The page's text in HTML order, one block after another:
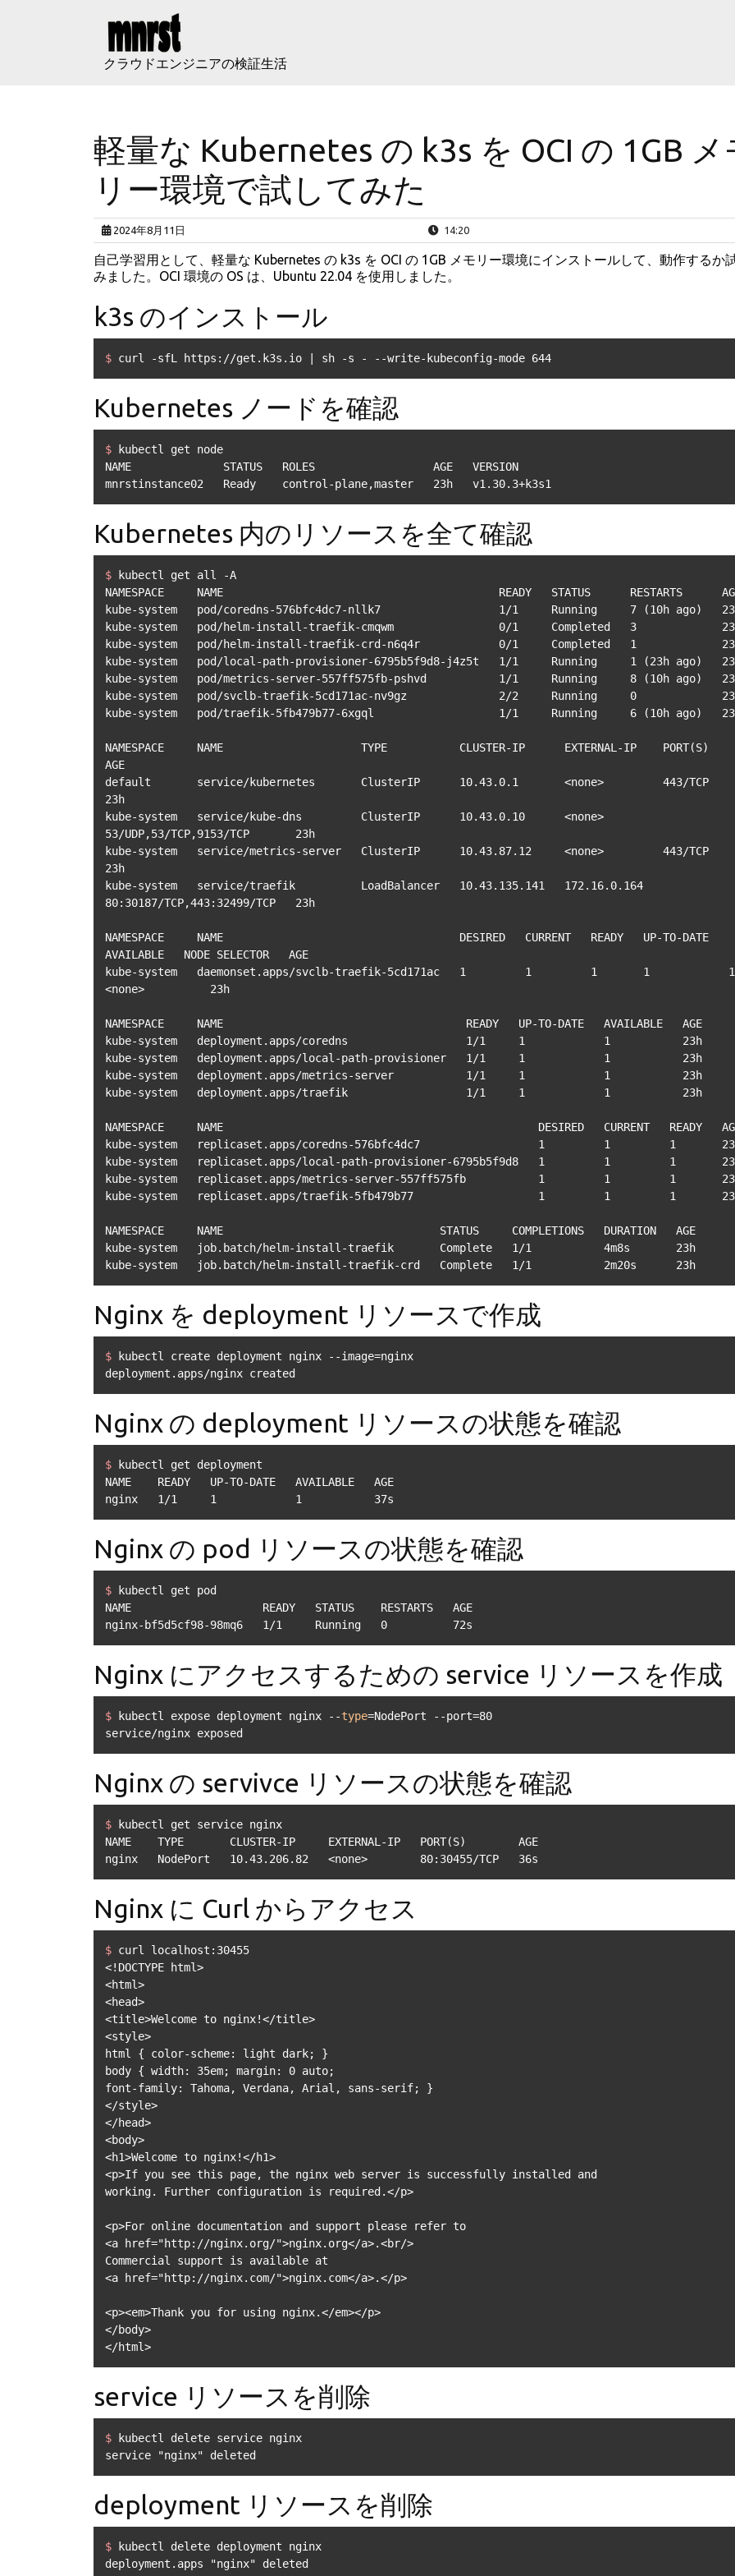
クラウドエンジニアの検証生活
軽量な Kubernetes の k3s を OCI の 1GB メ
リー環境で試してみた
2024年8月11日 14:20
自己学習用として、軽量な Kubernetes の k3s を OCI の 1GB メモリー環境にインストールして、動作するか
みました。OCI 環境の OS は、Ubuntu 22.04 を使用しました。
k3s のインストール
$ curl -sfL https://get.k3s.io | sh -s - --write-kubeconfig-mode 644
Kubernetes ノードを確認
$
kubectl get node
NAME              STATUS   ROLES                  AGE   VERSION
mnrstinstance02   Ready    control-plane,master   23h   v1.30.3+k3s1
Kubernetes 内のリソースを全て確認
$
kubectl get all -A
NAMESPACE     NAME                                          READY   STATUS      RESTARTS
kube-system   pod/coredns-576bfc4dc7-nllk7                  1/1     Running     7 (10h ago)
kube-system   pod/helm-install-traefik-cmqwm                0/1     Completed   3
kube-system   pod/helm-install-traefik-crd-n6q4r            0/1     Completed   1
kube-system   pod/local-path-provisioner-6795b5f9d8-j4z5t   1/1     Running     1 (23h ago)
kube-system   pod/metrics-server-557ff575fb-pshvd           1/1     Running     8 (10h ago)
kube-system   pod/svclb-traefik-5cd171ac-nv9gz              2/2     Running     0
kube-system   pod/traefik-5fb479b77-6xgql                   1/1     Running     6 (10h ago)
NAMESPACE     NAME                     TYPE           CLUSTER-IP      EXTERNAL-IP    PORT(S)
AGE
default       service/kubernetes       ClusterIP      10.43.0.1       <none>         443/TCP
23h
kube-system   service/kube-dns         ClusterIP      10.43.0.10      <none>
53/UDP,53/TCP,9153/TCP       23h
kube-system   service/metrics-server   ClusterIP      10.43.87.12     <none>         443/TCP
23h
kube-system   service/traefik          LoadBalancer   10.43.135.141   172.16.0.164
80:30187/TCP,443:32499/TCP   23h
NAMESPACE     NAME                                    DESIRED   CURRENT   READY   UP-TO-DATE
AVAILABLE   NODE SELECTOR   AGE
kube-system   daemonset.apps/svclb-traefik-5cd171ac   1         1         1       1            1
<none>          23h
NAMESPACE     NAME                                     READY   UP-TO-DATE   AVAILABLE   AGE
kube-system   deployment.apps/coredns                  1/1     1            1           23h
kube-system   deployment.apps/local-path-provisioner   1/1     1            1           23h
kube-system   deployment.apps/metrics-server           1/1     1            1           23h
kube-system   deployment.apps/traefik                  1/1     1            1           23h
NAMESPACE     NAME                                                DESIRED   CURRENT   READY
kube-system   replicaset.apps/coredns-576bfc4dc7                  1         1         1
kube-system   replicaset.apps/local-path-provisioner-6795b5f9d8   1         1         1
kube-system   replicaset.apps/metrics-server-557ff575fb           1         1         1
kube-system   replicaset.apps/traefik-5fb479b77                   1         1         1
NAMESPACE     NAME                                 STATUS     COMPLETIONS   DURATION   AGE
kube-system   job.batch/helm-install-traefik       Complete   1/1           4m8s       23h
kube-system   job.batch/helm-install-traefik-crd   Complete   1/1           2m20s      23h
Nginx を deployment リソースで作成
$
kubectl create deployment nginx --image=nginx
deployment.apps/nginx created
Nginx の deployment リソースの状態を確認
$
kubectl get deployment
NAME    READY   UP-TO-DATE   AVAILABLE   AGE
nginx   1/1     1            1           37s
Nginx の pod リソースの状態を確認
$
kubectl get pod
NAME                    READY   STATUS    RESTARTS   AGE
nginx-bf5d5cf98-98mq6   1/1     Running   0          72s
Nginx にアクセスするための service リソースを作成
$ kubectl expose deployment nginx --type=NodePort --port=80
service/nginx exposed
Nginx の servivce リソースの状態を確認
$
kubectl get service nginx
NAME    TYPE       CLUSTER-IP     EXTERNAL-IP   PORT(S)        AGE
nginx   NodePort   10.43.206.82   <none>        80:30455/TCP   36s
Nginx に Curl からアクセス
$ curl localhost:30455
<!DOCTYPE html>
<html>
<head>
<title>Welcome to nginx!</title>
<style>
html { color-scheme: light dark; }
body { width: 35em; margin: 0 auto;
font-family: Tahoma, Verdana, Arial, sans-serif; }
</style>
</head>
<body>
<h1>Welcome to nginx!</h1>
<p>If you see this page, the nginx web server is successfully installed and
working. Further configuration is required.</p>
<p>For online documentation and support please refer to
<a href="http://nginx.org/">nginx.org</a>.<br/>
Commercial support is available at
<a href="http://nginx.com/">nginx.com</a>.</p>
<p><em>Thank you for using nginx.</em></p>
</body>
</html>
service リソースを削除
$
kubectl delete service nginx
service "nginx" deleted
deployment リソースを削除
$
kubectl delete deployment nginx
deployment.apps "nginx" deleted